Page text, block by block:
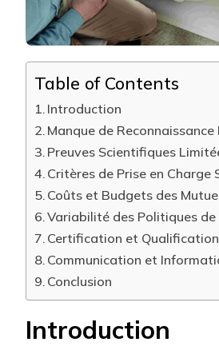
Table of Contents
Introduction
Manque de Reconnaissance
Preuves Scientifiques
Critères de Prise en Charge
Coûts et Budgets des
Variabilité des Politiques
Certification et
Communication et
Conclusion
Introduction